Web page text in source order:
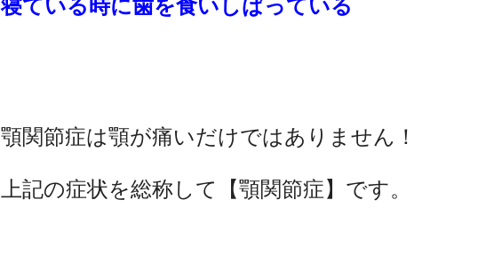
寝ている時に歯を食いしばっている
顎関節症は顎が痛いだけではありません！
上記の症状を総称して【顎関節症】です。